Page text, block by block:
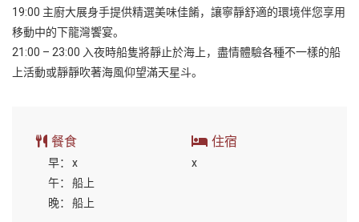
19:00 主廚大展身手提供精選美味佳餚，讓寧靜舒適的環境伴您享用
移動中的下龍灣饗宴。
21:00 – 23:00 入夜時船隻將靜止於海上，盡情體驗各種不一樣的船
上活動或靜靜吹著海風仰望滿天星斗。
餐食
早：
x
午：
船上
晚：
船上
住宿
x